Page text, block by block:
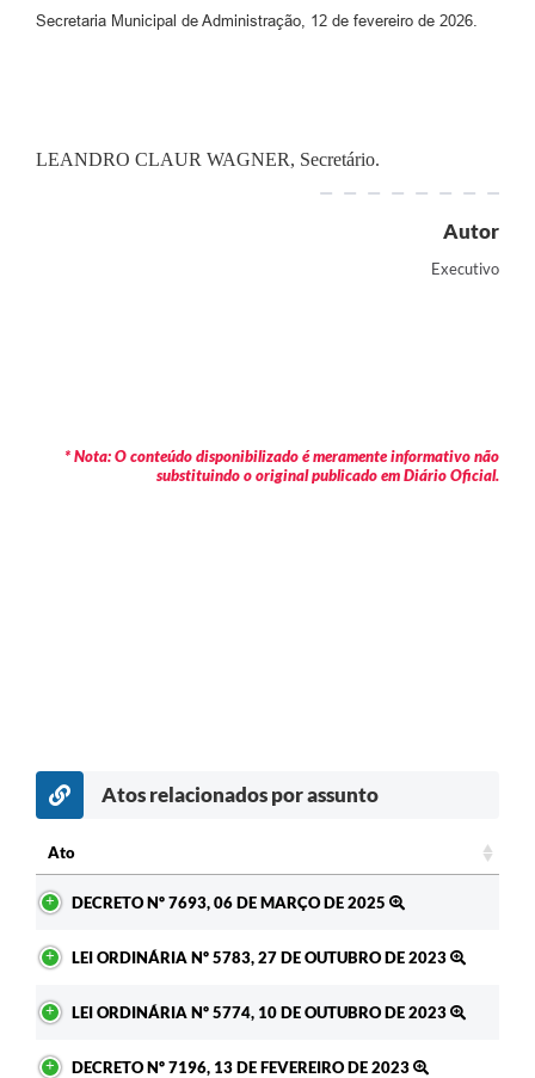
Secretaria Municipal de Administração, 12 de fevereiro de 2026.
LEANDRO CLAUR WAGNER, Secretário.
Autor
Executivo
* Nota: O conteúdo disponibilizado é meramente informativo não
substituindo o original publicado em Diário Oficial.
Atos relacionados por assunto
Ato
DECRETO Nº 7693, 06 DE MARÇO DE 2025
LEI ORDINÁRIA Nº 5783, 27 DE OUTUBRO DE 2023
LEI ORDINÁRIA Nº 5774, 10 DE OUTUBRO DE 2023
DECRETO Nº 7196, 13 DE FEVEREIRO DE 2023